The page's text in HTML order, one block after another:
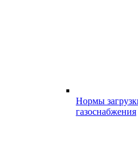
Нормы
газоснабжения